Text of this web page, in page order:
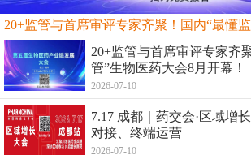
20+监管与首席审评专家齐
管”生物医药大会8月开幕！
2026-07-10
7.17 成都｜药交会·区域增
对接、终端运营
2026-07-10